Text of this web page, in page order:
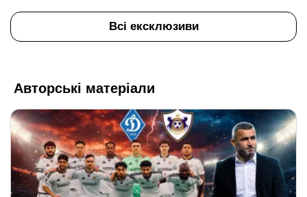
Всі ексклюзиви
Авторські матеріали